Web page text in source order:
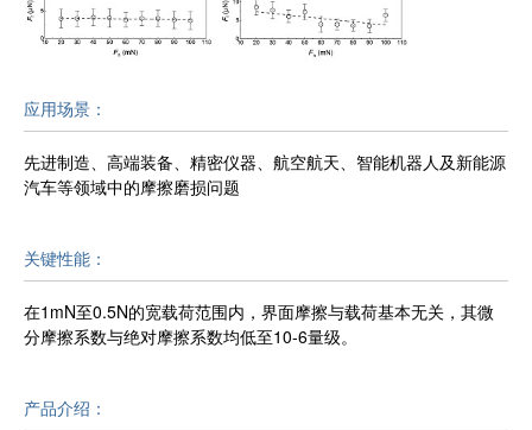
应用场景：
先进制造、高端装备、精密仪器、航空航天、智能机器人及新能源
汽车等领域中的摩擦磨损问题
关键性能：
在1mN至0.5N的宽载荷范围内，界面摩擦与载荷基本无关，其微
分摩擦系数与绝对摩擦系数均低至10-6量级。
产品介绍：